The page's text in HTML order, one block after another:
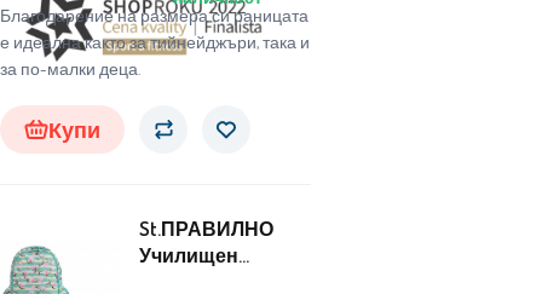
Благодарение на размера си раницата
е идеална както за тийнейджъри, така и
за по-малки деца.
Купи
St.ПРАВИЛНО
Училищен